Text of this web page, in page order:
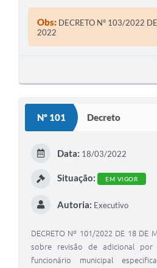
legais de seu cargo.
Obs: DECRETO Nº 103/2022
2022
Nº 101 Decreto
Data: 18/03/2022
Situação: EM VIGOR
Autoria: Executivo
DECRETO Nº 101/2022 DE 18 DE
sobre revisão de adicional
funcionário municipal